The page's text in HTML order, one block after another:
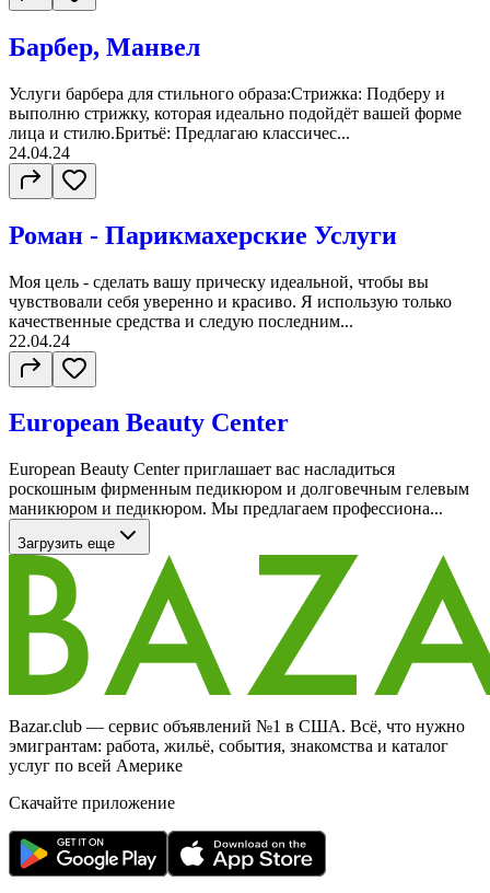
Барбер, Манвел
Услуги барбера для стильного образа:Стрижка: Подберу и
выполню стрижку, которая идеально подойдёт вашей форме
лица и стилю.Бритьё: Предлагаю классичес...
24.04.24
Роман - Парикмахерские Услуги
Моя цель - сделать вашу прическу идеальной, чтобы вы
чувствовали себя уверенно и красиво. Я использую только
качественные средства и следую последним...
22.04.24
European Beauty Center
European Beauty Center приглашает вас насладиться
роскошным фирменным педикюром и долговечным гелевым
маникюром и педикюром. Мы предлагаем профессиона...
Загрузить еще
Bazar.club — сервис объявлений №1 в США. Всё, что нужно
эмигрантам: работа, жильё, события, знакомства и каталог
услуг по всей Америке
Скачайте приложение